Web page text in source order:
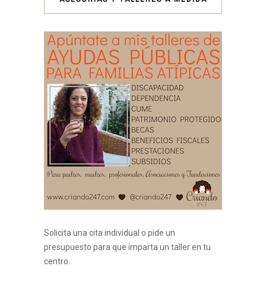
Solicita una cita individual o pide un
presupuesto para que imparta un taller en tu
centro.